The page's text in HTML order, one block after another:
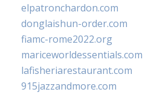
elpatronchardon.com
donglaishun-order.com
fiamc-rome2022.org
mariceworldessentials.com
lafisheriarestaurant.com
915jazzandmore.com